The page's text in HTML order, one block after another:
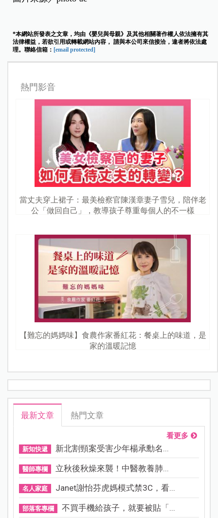
*本網站所發表之文章，均由《嬰兒與母親》及其他相關著作權人依法擁有其
法律權益，若欲引用或轉載網站內容， 請與本公司來信接洽，違者將依法處
理。聯絡信箱： [email protected]
熱門影音
當丈夫穿上裙子：最美檢察官陳漢章妻子雪兒，陪伴老
公「做回自己」，教導孩子尊重每個人的不一樣
【難忘的媽媽味】食農作家番紅花：餐桌上的味道，是
家的溫暖記憶
最新文章 熱門文章
看更多
新知快遞 新北割頸案受害少年楊承勳名...
醫師專欄 立秋後秋燥來襲！中醫教養肺...
名人家庭 Janet謝怡芬虎媽模式禁3C，看...
部落客專欄 不買手機給孩子，就要被貼「...